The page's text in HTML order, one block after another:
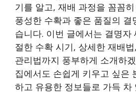
기를 알고, 재배 과정을 꼼꼼
풍성한 수확과 좋은 품질의 결
습니다. 이번 글에서는 결명자
절한 수확 시기, 상세한 재배
관리법까지 풍부하게 소개하
집에서도 손쉽게 키우고 싶은
하고 유용한 정보들로 가득 차